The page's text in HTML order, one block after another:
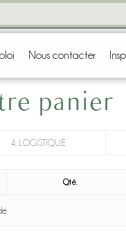
Nous contacter
panier
4. LOGISTIQUE
Qté.